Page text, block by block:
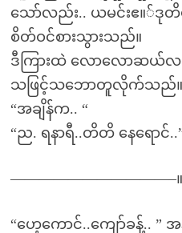
သော်လည်း.. ယမင်းဧ။်ဒု
စိတ်ဝင်စားသွားသည်။
ဒီကြားထဲ လောလောဆယ်
သဖြင့်သဘောတူလိုက်သည်။
“အချိန်က.. “
“ည. ရနာရီ..တိတိ နေရောင်
———————————–
“ဟေ့ကောင်..ကျော်ခန့်.. ”